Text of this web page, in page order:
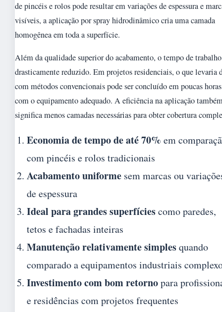
de pincéis e rolos pode resultar em variações de espessura e
visíveis, a aplicação por spray hidrodinâmico cria uma camada
homogênea em toda a superfície.
Além da qualidade superior do acabamento, o tempo de
drasticamente reduzido. Em projetos residenciais, o que levaria
com métodos convencionais pode ser concluído em poucas horas
com o equipamento adequado. A eficiência na aplicação
significa menos camadas necessárias para obter cobertura
Economia de tempo de até 70% em
com pincéis e rolos tradicionais
Acabamento uniforme sem marcas ou
de espessura
Ideal para grandes superfíciescomo paredes,
tetos e fachadas inteiras
Manutenção relativamente simplesquando
comparado a equipamentos industriais
Investimento com bom retornopara
e residências com projetos frequentes